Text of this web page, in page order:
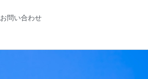
お問い合わせ